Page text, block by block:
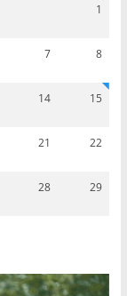
1
7 8
14 15
21 22
28 29